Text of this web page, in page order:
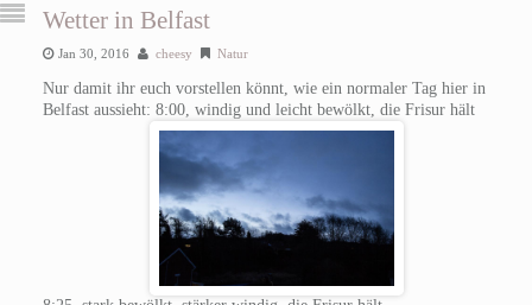
Wetter in Belfast
Jan 30, 2016 cheesy Natur
Nur damit ihr euch vorstellen könnt, wie ein normaler Tag hier in
Belfast aussieht: 8:00, windig und leicht bewölkt, die Frisur hält